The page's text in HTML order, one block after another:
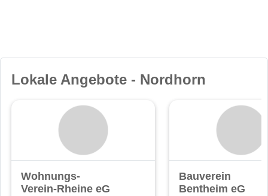
Lokale Angebote - Nordhorn
Wohnungs-
Verein-Rheine eG
Bauverein
Bentheim eG